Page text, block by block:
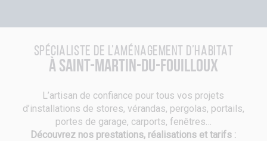
Spécialiste de l’aménagement d’habitat
à Saint-Martin-du-Fouilloux
L’artisan de confiance pour tous vos projets
d’installations de stores, vérandas, pergolas, portails,
portes de garage, carports, fenêtres…
Découvrez nos prestations, réalisations et tarifs :